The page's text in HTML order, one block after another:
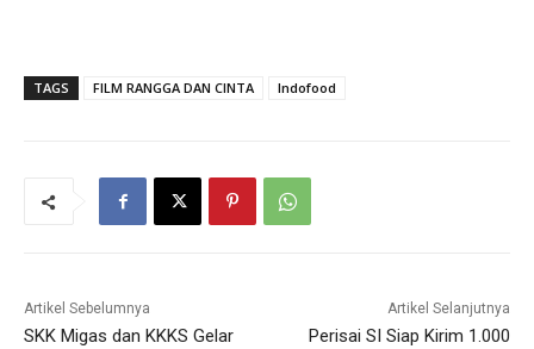
TAGS FILM RANGGA DAN CINTA Indofood
Artikel Sebelumnya
SKK Migas dan KKKS Gelar
Artikel Selanjutnya
Perisai SI Siap Kirim 1.000